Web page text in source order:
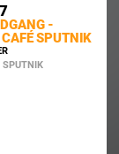
-
SPUTNIK
SPUTNIK